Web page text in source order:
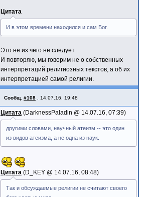
Цитата
И в этом времени находился и сам Бог.
Это не из чего не следует.
И повторяю, мы говорим не о собственных
интерпретаций религиозных текстов, а об их
интерпретацией самой религии.
Сообщ. #108 14.07.16, 19:48
Цитата DarknessPaladin @ 14.07.16, 07:39
другими словами, научный атеизм -- это один
из видов атеизма, а не одна из наук.
Цитата D_KEY @ 14.07.16, 08:48
Так и обсуждаемые религии не считают своего